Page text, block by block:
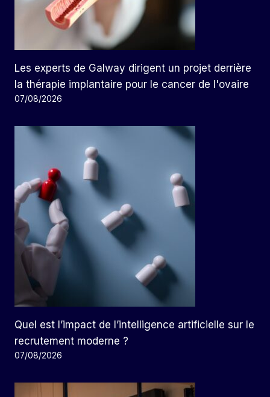
Les experts de Galway dirigent un projet derrière
la thérapie implantaire pour le cancer de l'ovaire
07/08/2026
Quel est l’impact de l’intelligence artificielle sur le
recrutement moderne ?
07/08/2026